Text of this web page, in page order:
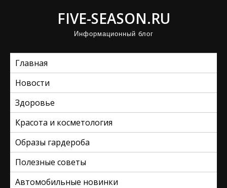
FIVE-SEASON.RU
Информационный блог
Главная
Новости
Здоровье
Красота и косметология
Образы гардероба
Полезные советы
Автомобильные новинки